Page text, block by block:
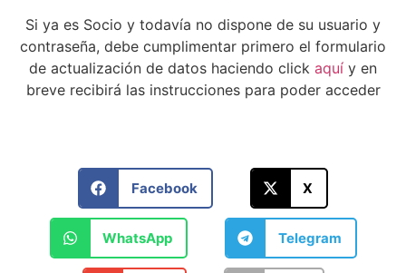
Si ya es Socio y todavía no dispone de su usuario y
contraseña, debe cumplimentar primero el formulario
de actualización de datos haciendo click aquí y en
breve recibirá las instrucciones para poder acceder
Facebook X
WhatsApp Telegram